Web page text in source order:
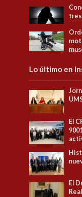
tres
Lo último en
El
El